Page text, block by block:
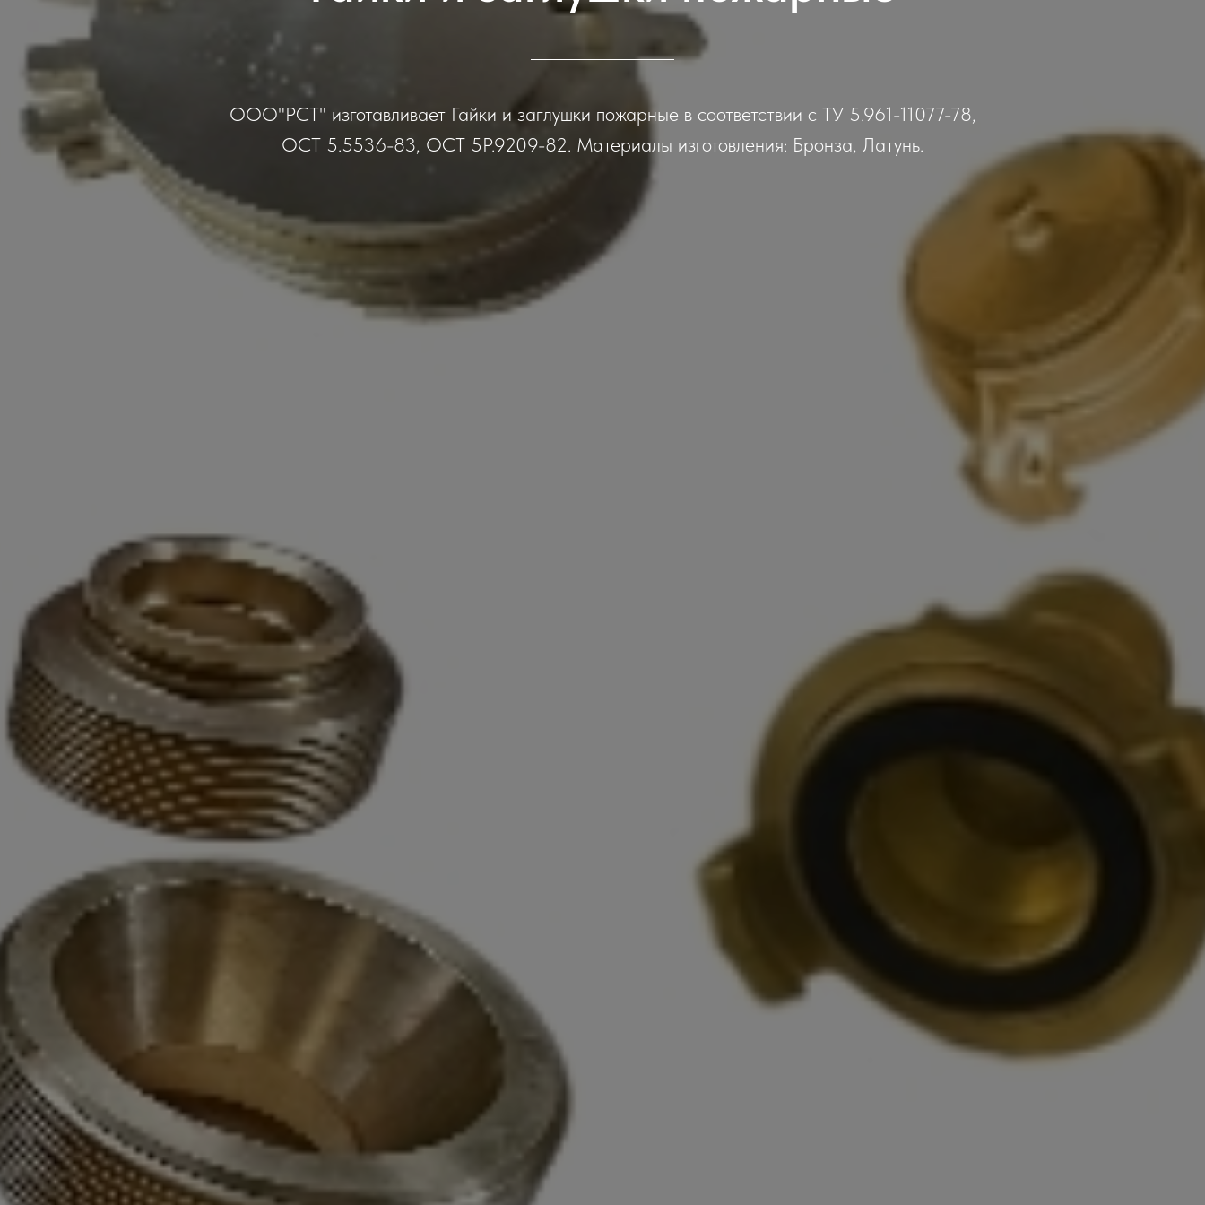
ООО"РСТ" изготавливает Гайки и заглушки пожарные в соответствии с ТУ 5.961-11077-78,
ОСТ 5.5536-83, ОСТ 5Р.9209-82. Материалы изготовления: Бронза, Латунь.